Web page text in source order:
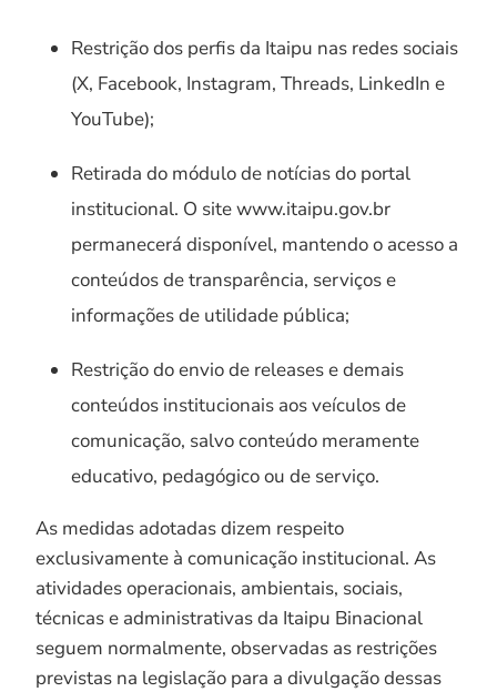
Restrição dos perfis da Itaipu nas redes sociais
(X, Facebook, Instagram, Threads, LinkedIn e
YouTube);
Retirada do módulo de notícias do portal
institucional. O site www.itaipu.gov.br
permanecerá disponível, mantendo o acesso a
conteúdos de transparência, serviços e
informações de utilidade pública;
Restrição do envio de releases e demais
conteúdos institucionais aos veículos de
comunicação, salvo conteúdo meramente
educativo, pedagógico ou de serviço.
As medidas adotadas dizem respeito
exclusivamente à comunicação institucional. As
atividades operacionais, ambientais, sociais,
técnicas e administrativas da Itaipu Binacional
seguem normalmente, observadas as restrições
previstas na legislação para a divulgação dessas